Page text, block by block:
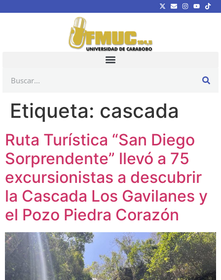
Etiqueta: cascada
Ruta Turística “San Diego
Sorprendente” llevó a 75
excursionistas a descubrir
la Cascada Los Gavilanes y
el Pozo Piedra Corazón